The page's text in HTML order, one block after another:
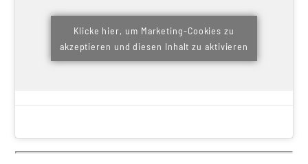
Klicke hier, um Marketing-Cookies zu
akzeptieren und diesen Inhalt zu aktivieren